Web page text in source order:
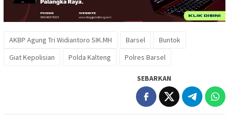
AKBP Agung Tri Widiantoro SIK.MH Barsel
Buntok
Giat Kepolisian
Polda Kalteng Polres Barsel
SEBARKAN